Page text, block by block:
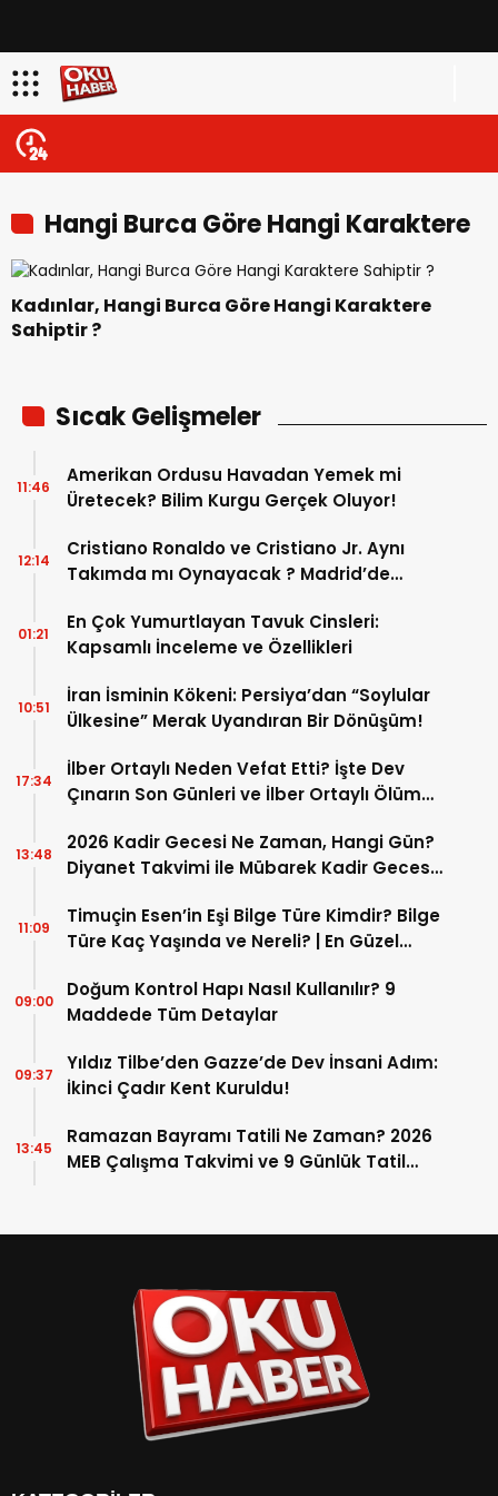
Hangi Burca Göre Hangi Karaktere
Sahipsiniz?
Kadınlar, Hangi Burca Göre Hangi Karaktere
Sahiptir ?
Sıcak Gelişmeler
Amerikan Ordusu Havadan Yemek mi
Üretecek? Bilim Kurgu Gerçek Oluyor!
11:46
Cristiano Ronaldo ve Cristiano Jr. Aynı
Takımda mı Oynayacak ? Madrid’de
12:14
En Çok Yumurtlayan Tavuk Cinsleri:
Kapsamlı İnceleme ve Özellikleri
01:21
İran İsminin Kökeni: Persiya’dan “Soylular
Ülkesine” Merak Uyandıran Bir Dönüşüm!
10:51
İlber Ortaylı Neden Vefat Etti? İşte Dev
Çınarın Son Günleri ve İlber Ortaylı Ölüm
17:34
2026 Kadir Gecesi Ne Zaman, Hangi Gün?
Diyanet Takvimi ile Mübarek Kadir Gecesi
13:48
Timuçin Esen’in Eşi Bilge Türe Kimdir? Bilge
Türe Kaç Yaşında ve Nereli? | En Güzel
11:09
Doğum Kontrol Hapı Nasıl Kullanılır? 9
Maddede Tüm Detaylar
09:00
Yıldız Tilbe’den Gazze’de Dev İnsani Adım:
İkinci Çadır Kent Kuruldu!
09:37
Ramazan Bayramı Tatili Ne Zaman? 2026
MEB Çalışma Takvimi ve 9 Günlük Tatil
13:45